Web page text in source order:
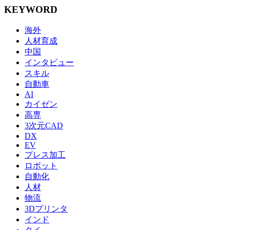
KEYWORD
海外
人材育成
中国
インタビュー
スキル
自動車
AI
カイゼン
高専
3次元CAD
DX
EV
プレス加工
ロボット
自動化
人材
物流
3Dプリンタ
インド